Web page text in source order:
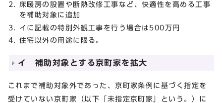
床暖房の設置や断熱改修工事など、快適性を高める工事
を補助対象に追加
イに記載の特別外観工事を行う場合は500万円
住宅以外の用途に限る。
イ 補助対象とする京町家を拡大
これまで補助対象外であった、京町家条例に基づく指定を
受けていない京町家（以下「未指定京町家」という。）に